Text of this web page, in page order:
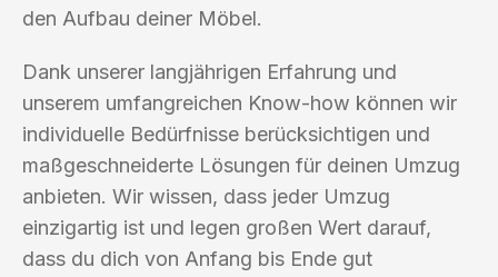
den Aufbau deiner Möbel.
Dank unserer langjährigen Erfahrung und
unserem umfangreichen Know-how können wir
individuelle Bedürfnisse berücksichtigen und
maßgeschneiderte Lösungen für deinen Umzug
anbieten. Wir wissen, dass jeder Umzug
einzigartig ist und legen großen Wert darauf,
dass du dich von Anfang bis Ende gut